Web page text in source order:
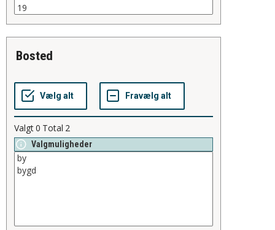
bosted
Valgt0 Total 2
Valgmuligheder